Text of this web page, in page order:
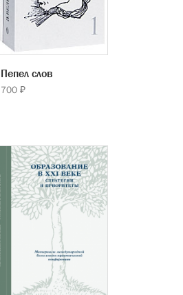
Пепел слов
700 ₽